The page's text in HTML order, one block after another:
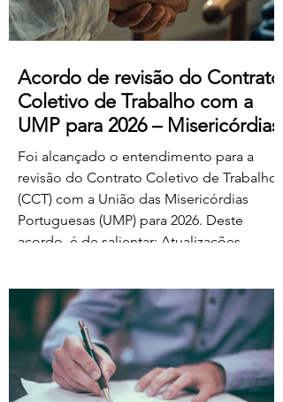
subsiste desacordo. Foi es
Acordo de revisão do Contrato
Coletivo de Trabalho com a
UMP para 2026 – Misericórdias
Foi alcançado o entendimento para a
revisão do Contrato Coletivo de Trabalho
(CCT) com a União das Misericórdias
Portuguesas (UMP) para 2026. Deste
acordo, é de salientar: Atualizações
professores dos ensinos básico e
secundário profissionalizados; Aumento
do subsídio de refeição para os 5,50€.
Estas alterações produzem efeitos
retroativos a janeiro de 2026, aguardando-